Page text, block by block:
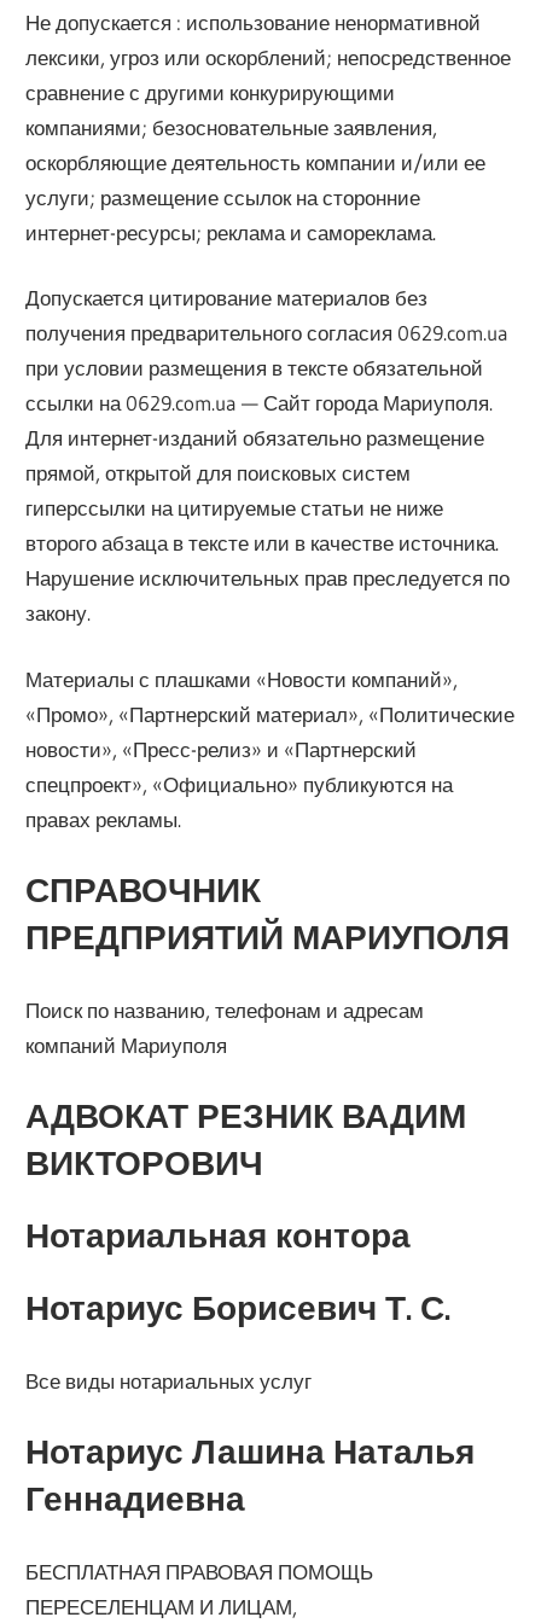
Не допускается : использование ненормативной
лексики, угроз или оскорблений; непосредственное
сравнение с другими конкурирующими
компаниями; безосновательные заявления,
оскорбляющие деятельность компании и/или ее
услуги; размещение ссылок на сторонние
интернет-ресурсы; реклама и самореклама.
Допускается цитирование материалов без
получения предварительного согласия 0629.com.ua
при условии размещения в тексте обязательной
ссылки на 0629.com.ua — Сайт города Мариуполя.
Для интернет-изданий обязательно размещение
прямой, открытой для поисковых систем
гиперссылки на цитируемые статьи не ниже
второго абзаца в тексте или в качестве источника.
Нарушение исключительных прав преследуется по
закону.
Материалы с плашками «Новости компаний»,
«Промо», «Партнерский материал», «Политические
новости», «Пресс-релиз» и «Партнерский
спецпроект», «Официально» публикуются на
правах рекламы.
СПРАВОЧНИК
ПРЕДПРИЯТИЙ МАРИУПОЛЯ
Поиск по названию, телефонам и адресам
компаний Мариуполя
АДВОКАТ РЕЗНИК ВАДИМ
ВИКТОРОВИЧ
Нотариальная контора
Нотариус Борисевич Т. С.
Все виды нотариальных услуг
Нотариус Лашина Наталья
Геннадиевна
БЕСПЛАТНАЯ ПРАВОВАЯ ПОМОЩЬ
ПЕРЕСЕЛЕНЦАМ И ЛИЦАМ,